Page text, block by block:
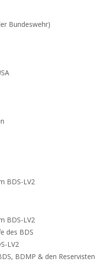
Bundeswehr)
BDS-LV2
BDS-LV2
des BDS
LV2
BDMP & den Reservisten